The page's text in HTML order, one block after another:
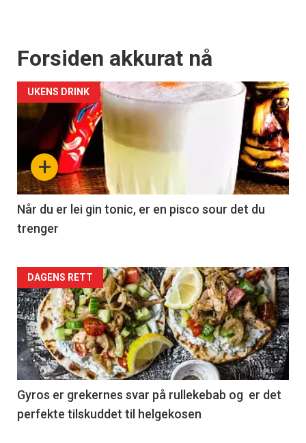
Forsiden akkurat nå
+
UKENS DRINK
Når du er lei gin tonic, er en pisco sour det du
trenger
Forsiden
akkurat
nå
-
2
DAGENS RETT
Gyros er grekernes svar på rullekebab og er det
perfekte tilskuddet til helgekosen